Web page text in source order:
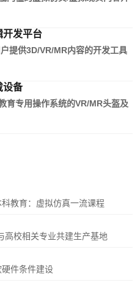
开发平台
提供3D/VR/MR内容的开发工具
设备
育专用操作系统的VR/MR头盔及
教育：虚拟仿真一流课程
高校相关专业共建生产基地
件条件建设